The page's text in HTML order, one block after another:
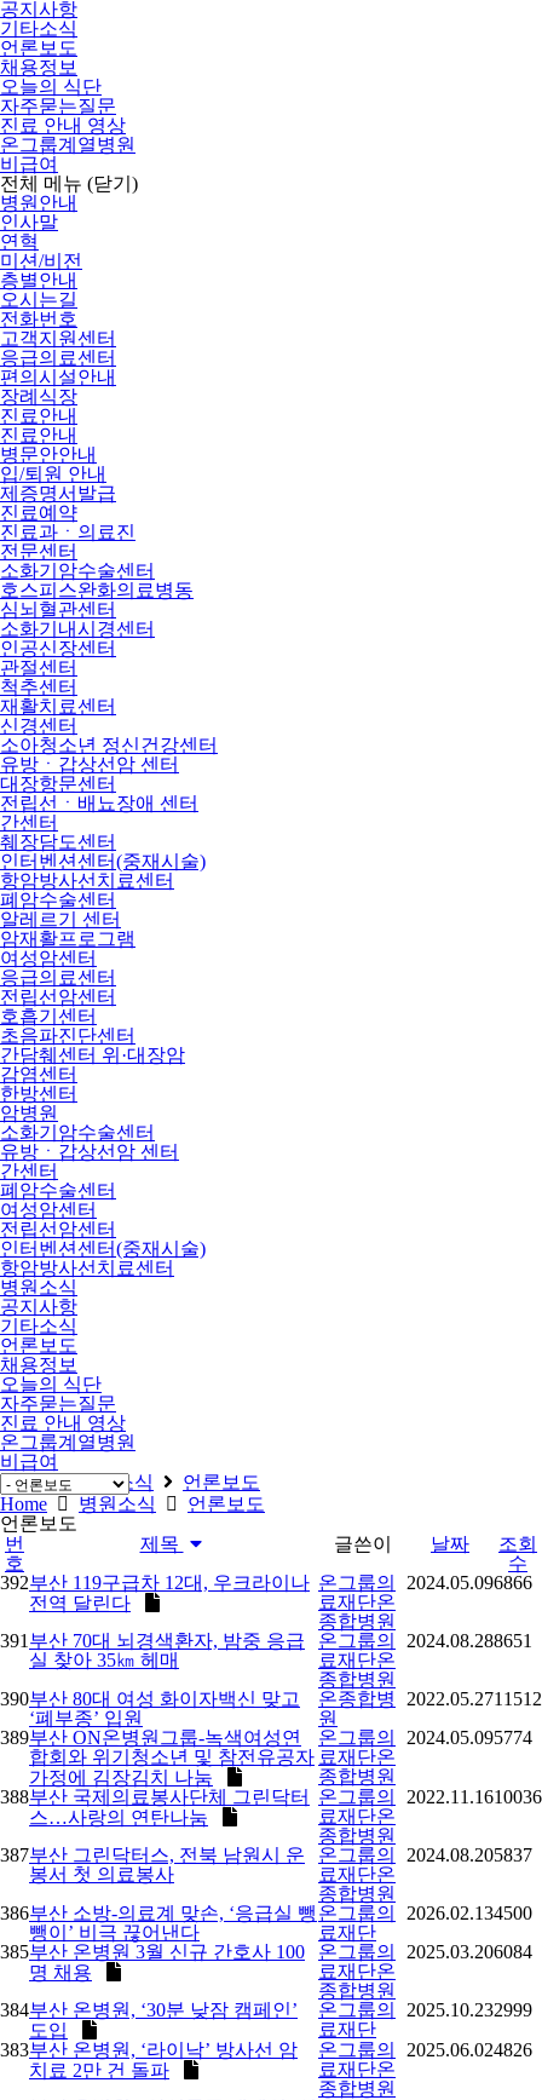
공지사항
기타소식
언론보도
채용정보
오늘의 식단
자주묻는질문
진료 안내 영상
온그룹계열병원
비급여
전체 메뉴 (닫기)
병원안내
인사말
연혁
미션/비전
층별안내
오시는길
전화번호
고객지원센터
응급의료센터
편의시설안내
장례식장
진료안내
진료안내
병문안안내
입/퇴원 안내
제증명서발급
진료예약
진료과ㆍ의료진
전문센터
소화기암수술센터
호스피스완화의료병동
심뇌혈관센터
소화기내시경센터
인공신장센터
관절센터
척추센터
재활치료센터
신경센터
소아청소년 정신건강센터
유방ㆍ갑상선암 센터
대장항문센터
전립선ㆍ배뇨장애 센터
간센터
췌장담도센터
인터벤션센터(중재시술)
항암방사선치료센터
폐암수술센터
알레르기 센터
암재활프로그램
여성암센터
응급의료센터
전립선암센터
호흡기센터
초음파진단센터
간담췌센터 위·대장암
감염센터
한방센터
암병원
소화기암수술센터
유방ㆍ갑상선암 센터
간센터
폐암수술센터
여성암센터
전립선암센터
인터벤션센터(중재시술)
항암방사선치료센터
병원소식
공지사항
기타소식
언론보도
채용정보
오늘의 식단
자주묻는질문
진료 안내 영상
온그룹계열병원
비급여
Home
병원소식
언론보도
Home
병원소식
언론보도
언론보도
번
호
제목 글쓴이 날짜
조회
수
392부산 119구급차 12대, 우크라이나
전역 달린다
온그룹의
료재단온
종합병원
2024.05.096866
391 부산 70대 뇌경색환자, 밤중 응급
실 찾아 35㎞ 헤매
온그룹의
료재단온
종합병원
2024.08.288651
390부산 80대 여성 화이자백신 맞고
‘폐부종’ 입원
온종합병
원
2022.05.2711512
389부산 ON온병원그룹-녹색여성연
합회와 위기청소년 및 참전유공자
가정에 김장김치 나눔
온그룹의
료재단온
종합병원
2024.05.095774
388부산 국제의료봉사단체 그린닥터
스…사랑의 연탄나눔
온그룹의
료재단온
종합병원
2022.11.1610036
387부산 그린닥터스, 전북 남원시 운
봉서 첫 의료봉사
온그룹의
료재단온
종합병원
2024.08.205837
386부산 소방-의료계 맞손, ‘응급실 뺑
뺑이’ 비극 끊어낸다
온그룹의
료재단
2026.02.134500
385부산 온병원 3월 신규 간호사 100
명 채용
온그룹의
료재단온
종합병원
2025.03.206084
384부산 온병원, ‘30분 낮잠 캠페인’
도입
온그룹의
료재단
2025.10.232999
383부산 온병원, ‘라이낙’ 방사선 암
치료 2만 건 돌파
온그룹의
료재단온
종합병원
2025.06.024826